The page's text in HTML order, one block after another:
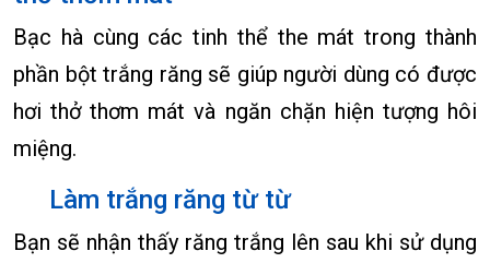
Bạc hà cùng các tinh thể the mát trong thành
phần bột trắng răng sẽ giúp người dùng có được
hơi thở thơm mát và ngăn chặn hiện tượng hôi
miệng.
Làm trắng răng từ từ
Bạn sẽ nhận thấy răng trắng lên sau khi sử dụng